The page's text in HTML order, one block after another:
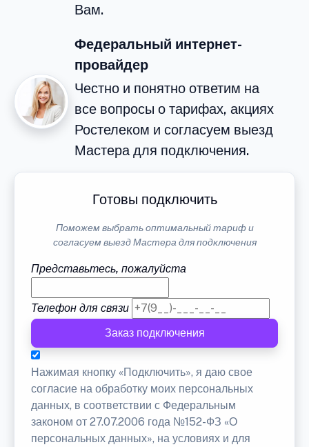
Вам.
Федеральный интернет-
провайдер
Честно и понятно ответим на
все вопросы о тарифах, акциях
Ростелеком и согласуем выезд
Мастера для подключения.
Готовы подключить
Поможем выбрать оптимальный тариф и
согласуем выезд Мастера для подключения
Представьтесь, пожалуйста
Телефон для связи
Заказ подключения
Нажимая кнопку «Подключить», я даю свое
согласие на обработку моих персональных
данных, в соответствии с Федеральным
законом от 27.07.2006 года №152-ФЗ «О
персональных данных», на условиях и для